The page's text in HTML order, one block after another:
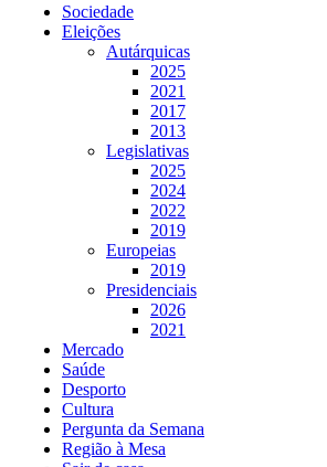
Sociedade
Eleições
Autárquicas
2025
2021
2017
2013
Legislativas
2025
2024
2022
2019
Europeias
2019
Presidenciais
2026
2021
Mercado
Saúde
Desporto
Cultura
Pergunta da Semana
Região à Mesa